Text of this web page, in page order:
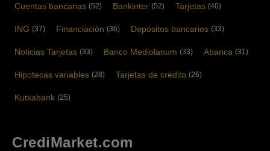
Cuentas bancarias (52) Bankinter (52) Tarjetas (40)
ING (37) Financiación (36) Depósitos bancarios (33)
Noticias Tarjetas (33) Banco Mediolanum (33) Abanca (31)
Hipotecas variables (28) Tarjetas de crédito (26)
Kutxabank (25)
CrediMarket.com